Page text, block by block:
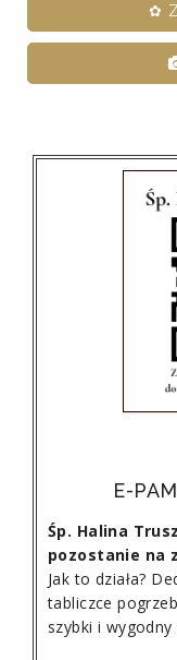
✿
E-
Śp. Halina
pozostanie na
Jak to działa?
tabliczce
szybki i